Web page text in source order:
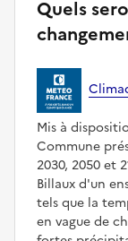
Quels
Mis à
Commune
2030, 2050 et
Billaux d'un
tels que la
en vague de